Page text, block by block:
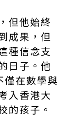
但他始終
成果，但
種信念支
日子。他
在數學與
入香港大
的孩子。